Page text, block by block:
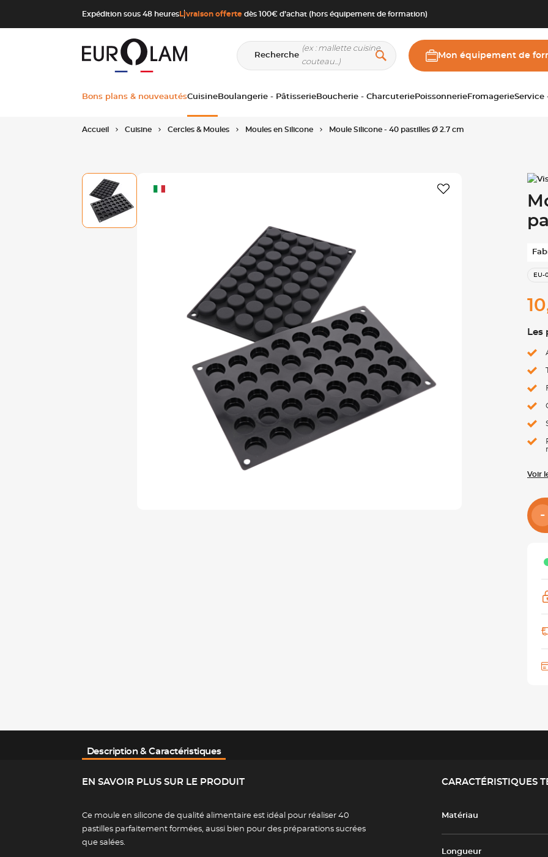
Expédition sous 48 heures Livraison offerte dès 100€ d’achat (hors équipement de formation)
Recherche Mon équipement de
Bons plans & nouveautésCuisine Boulangerie - Pâtisserie Boucherie - Charcuterie Poissonnerie FromagerieService
Accueil Cuisine Cercles & Moules Moules en Silicone Moule Silicone - 40 pastilles Ø 2.7 cm
EU-
Les
Voir
Description & Caractéristiques
EN SAVOIR PLUS SUR LE PRODUIT
Ce moule en silicone de qualité alimentaire est idéal pour réaliser 40
pastilles parfaitement formées, aussi bien pour des préparations sucrées
que salées.
CARACTÉRISTIQUES
Matériau
Longueur